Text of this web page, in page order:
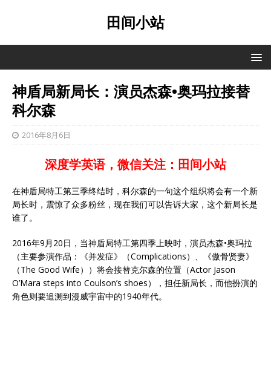
田间小站
神盾局新局长：演员杰森•奥玛拉接替
科尔森
2016年8月6日
深度学英语，微信关注：田间小站
在神盾局特工第三季终结时，科尔森的一句这个组织将会有一个新
局长时，震惊了众多粉丝，现在我们可以告诉大家，这个新局长是
谁了。
2016年9月20日，当神盾局特工第四季上映时，演员杰森•奥玛拉
（主要参演作品：《并发症》（Complications）、《傲骨贤妻》
（The Good Wife））将会接替克尔森的位置（Actor Jason
O’Mara steps into Coulson’s shoes），担任新局长，而他扮演的
角色则要追溯到漫威宇宙中的1940年代。